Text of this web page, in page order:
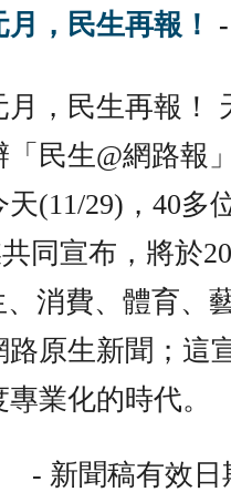
，民生再報！
月，民生再報！
民生@網路報
(11/29)，40多
同宣布，將於
消費、體育、
原生新聞；這
業化的時代。
- 新聞稿有效日